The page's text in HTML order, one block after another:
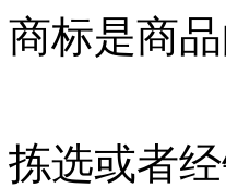
商标是商
拣选或者